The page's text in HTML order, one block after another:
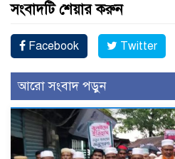
সংবাদটি শেয়ার করুন
Facebook Twitter
আরো সংবাদ পড়ুন